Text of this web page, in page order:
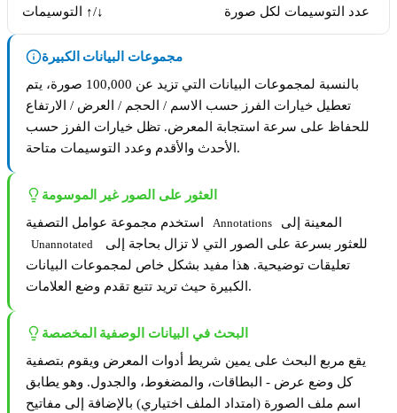
التوسيمات ↑/↓ عدد التوسيمات لكل صورة
مجموعات البيانات الكبيرة
بالنسبة لمجموعات البيانات التي تزيد عن 100,000 صورة، يتم
تعطيل خيارات الفرز حسب الاسم / الحجم / العرض / الارتفاع
للحفاظ على سرعة استجابة المعرض. تظل خيارات الفرز حسب
الأحدث والأقدم وعدد التوسيمات متاحة.
العثور على الصور غير الموسومة
Annotations المعينة إلى
Unannotated
تعليقات توضيحية. هذا مفيد بشكل خاص لمجموعات البيانات
الكبيرة حيث تريد تتبع تقدم وضع العلامات.
البحث في البيانات الوصفية المخصصة
يقع مربع البحث على يمين شريط أدوات المعرض ويقوم بتصفية
كل وضع عرض - البطاقات، والمضغوط، والجدول. وهو يطابق
اسم ملف الصورة (امتداد الملف اختياري) بالإضافة إلى مفاتيح